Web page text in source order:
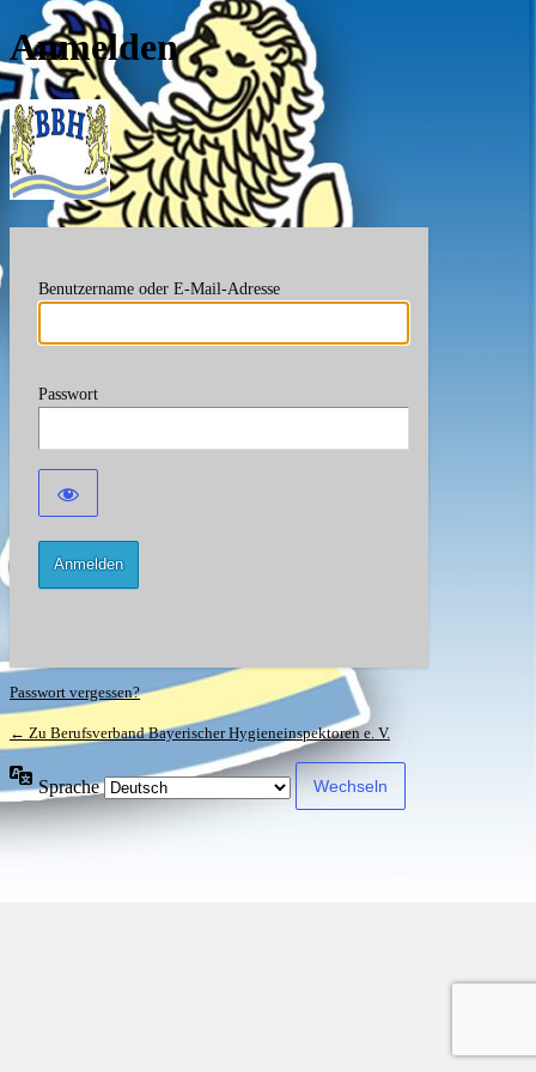
Anmelden
Berufsverband
Benutzername oder E-Mail-Adresse
Passwort
Passwort vergessen?
← Zu Berufsverband Bayerischer Hygieneinspektoren e. V.
Sprache